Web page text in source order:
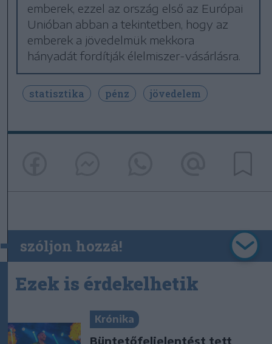
emberek, ezzel az ország első az Európai
Unióban abban a tekintetben, hogy az
emberek a jövedelmük mekkora
hányadát fordítják élelmiszer-vásárlásra.
statisztika pénz jövedelem
szóljon hozzá!
Ezek is érdekelhetik
Krónika
Büntetőfeljelentést tett